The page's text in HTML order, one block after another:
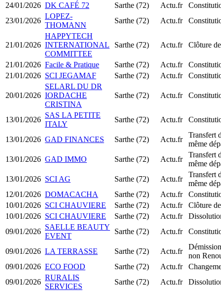
24/01/2026 DK CAFÉ 72 Sarthe (72) Actu.fr
23/01/2026
LOPEZ-
THOMANN
Sarthe (72) Actu.fr
21/01/2026
HAPPYTECH
INTERNATIONAL
COMMITTEE
Sarthe (72) Actu.fr Clôture
21/01/2026 Facile & Pratique Sarthe (72) Actu.fr
21/01/2026 SCI JEGAMAF Sarthe (72) Actu.fr
20/01/2026
SELARL DU DR
IORDACHE
CRISTINA
Sarthe (72) Actu.fr
13/01/2026
SAS LA PETITE
ITALY
Sarthe (72) Actu.fr
13/01/2026 GAD FINANCES Sarthe (72) Actu.fr
Transfert
même
13/01/2026 GAD IMMO Sarthe (72) Actu.fr
Transfert
même
13/01/2026 SCI AG Sarthe (72) Actu.fr
Transfert
même
12/01/2026 DOMACACHA Sarthe (72) Actu.fr
10/01/2026 SCI CHAUVIERE Sarthe (72) Actu.fr
Clôture
10/01/2026 SCI CHAUVIERE Sarthe (72) Actu.fr
09/01/2026
SAELLE BEAUTY
EVENT
Sarthe (72) Actu.fr
09/01/2026 LA TERRASSE Sarthe (72) Actu.fr
non
09/01/2026 ECO FOOD Sarthe (72) Actu.fr
09/01/2026
RURALIS
SERVICES
Sarthe (72) Actu.fr